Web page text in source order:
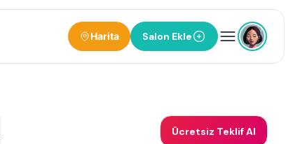
Harita Salon Ekle
Ücretsiz Teklif Al